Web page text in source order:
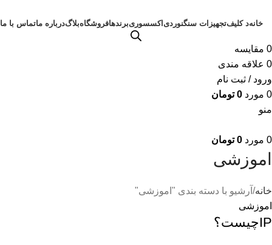
خانهد کلیفتجهیزات سنگنوردی اکسسوریبرندهافروشگاهبلاگدرباره ماتماس با ما
0 مقايسه
0 علاقه مندی
ورود / ثبت نام
0 مورد 0 تومان
منو
0 مورد 0 تومان
اموزشی
خانه آرشیو با دسته بندی "اموزشی"
اموزشی
IPچیست؟